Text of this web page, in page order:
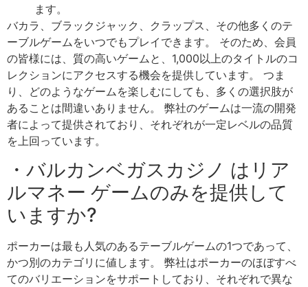
ます。
バカラ、ブラックジャック、クラップス、その他多くのテ
ーブルゲームをいつでもプレイできます。 そのため、会員
の皆様には、質の高いゲームと、1,000以上のタイトルのコ
レクションにアクセスする機会を提供しています。 つま
り、どのようなゲームを楽しむにしても、多くの選択肢が
あることは間違いありません。 弊社のゲームは一流の開発
者によって提供されており、それぞれが一定レベルの品質
を上回っています。
・バルカンベガスカジノ はリア
ルマネー ゲームのみを提供して
いますか?
ポーカーは最も人気のあるテーブルゲームの1つであって、
かつ別のカテゴリに値します。 弊社はポーカーのほぼすべ
てのバリエーションをサポートしており、それぞれで異な